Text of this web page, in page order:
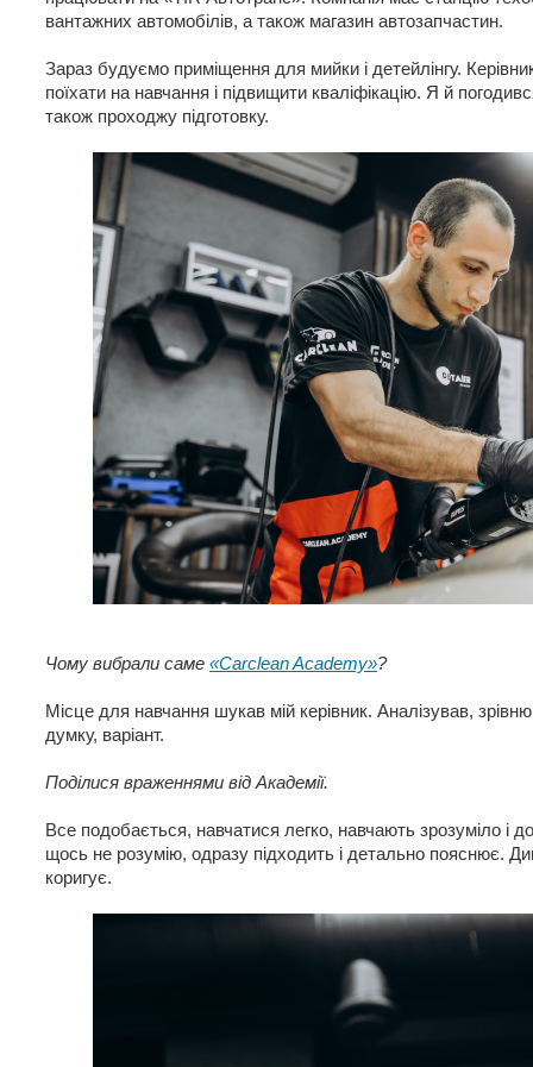
вантажних автомобілів, а також магазин автозапчастин.
Зараз будуємо приміщення для мийки і детейлінгу.
поїхати на навчання і підвищити кваліфікацію. Я й
також проходжу підготовку.
Чому вибрали саме «Carclean Academy»?
Місце для навчання шукав мій керівник. Аналізував,
думку, варіант.
Поділися враженнями від Академії.
Все подобається, навчатися легко, навчають зрозуміло і
щось не розумію, одразу підходить і детально пояснює.
коригує.